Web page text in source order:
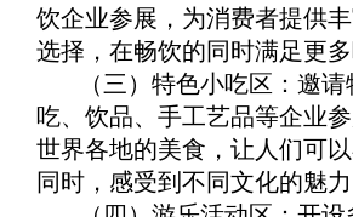
饮企业参展，为消费者提供
选择，在畅饮的同时满足更多
（三）特色小吃区：邀请
吃、饮品、手工艺品等企业
世界各地的美食，让人们可
同时，感受到不同文化的魅力